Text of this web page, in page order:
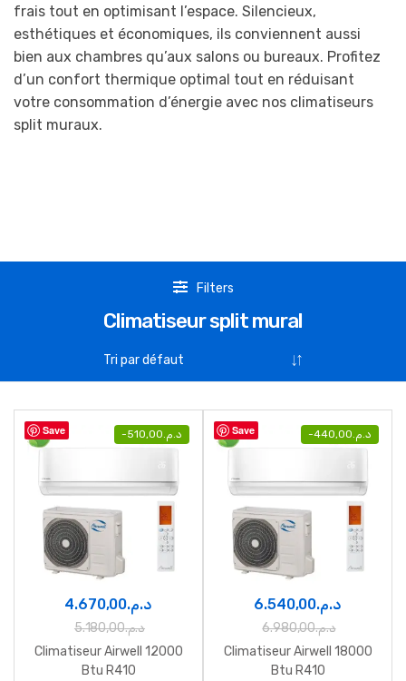
frais tout en optimisant l’espace. Silencieux,
esthétiques et économiques, ils conviennent aussi
bien aux chambres qu’aux salons ou bureaux. Profitez
d’un confort thermique optimal tout en réduisant
votre consommation d’énergie avec nos climatiseurs
split muraux.
Filters
Climatiseur split mural
Save - د.م. 510,00
د.م.4.670,00
د.م.5.180,00
Climatiseur Airwell 12000
Btu R410
Save - د.م. 440,00
د.م.6.540,00
د.م.6.980,00
Climatiseur Airwell 18000
Btu R410